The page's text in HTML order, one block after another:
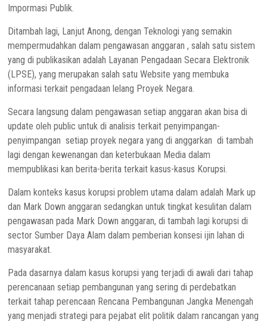
Impormasi Publik.
Ditambah lagi, Lanjut Anong, dengan Teknologi yang semakin
mempermudahkan dalam pengawasan anggaran , salah satu sistem
yang di publikasikan adalah Layanan Pengadaan Secara Elektronik
(LPSE), yang merupakan salah satu Website yang membuka
informasi terkait pengadaan lelang Proyek Negara.
Secara langsung dalam pengawasan setiap anggaran akan bisa di
update oleh public untuk di analisis terkait penyimpangan-
penyimpangan setiap proyek negara yang di anggarkan di tambah
lagi dengan kewenangan dan keterbukaan Media dalam
mempublikasi kan berita-berita terkait kasus-kasus Korupsi.
Dalam konteks kasus korupsi problem utama dalam adalah Mark up
dan Mark Down anggaran sedangkan untuk tingkat kesulitan dalam
pengawasan pada Mark Down anggaran, di tambah lagi korupsi di
sector Sumber Daya Alam dalam pemberian konsesi ijin lahan di
masyarakat.
Pada dasarnya dalam kasus korupsi yang terjadi di awali dari tahap
perencanaan setiap pembangunan yang sering di perdebatkan
terkait tahap perencaan Rencana Pembangunan Jangka Menengah
yang menjadi strategi para pejabat elit politik dalam rancangan yang